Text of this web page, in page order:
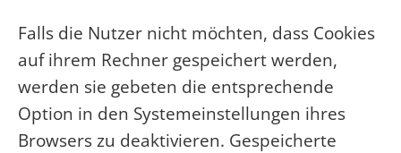
Falls die Nutzer nicht möchten, dass Cookies
auf ihrem Rechner gespeichert werden,
werden sie gebeten die entsprechende
Option in den Systemeinstellungen ihres
Browsers zu deaktivieren. Gespeicherte